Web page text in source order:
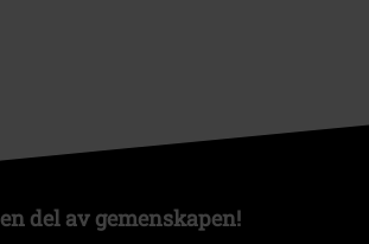
del av gemenskapen!